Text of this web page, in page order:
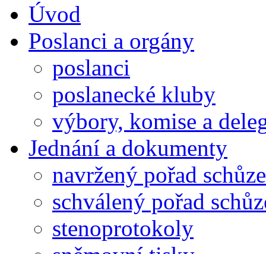
Úvod
Poslanci a orgány
poslanci
poslanecké kluby
výbory, komise a
Jednání a dokumenty
navržený pořad schůze
schválený pořad
stenoprotokoly